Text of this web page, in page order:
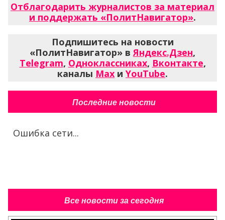
Отблагодарить журналистов за материал
и поддержать «ПолитНавигатор».
Подпишитесь на новости
«ПолитНавигатор» вЯндекс.Дзен,
Telegram, Одноклассниках, Вконтакте,
каналы Max и YouTube.
Последние новости
Ошибка сети...
Все новости за сегодня